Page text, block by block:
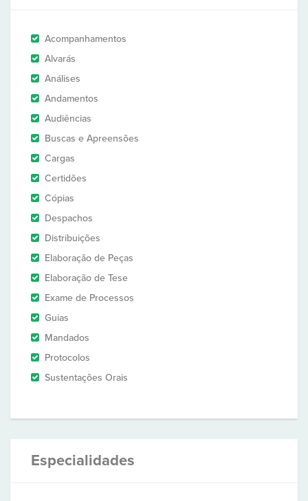
Acompanhamentos
Alvarás
Análises
Andamentos
Audiências
Buscas e Apreensões
Cargas
Certidões
Cópias
Despachos
Distribuições
Elaboração de Peças
Elaboração de Tese
Exame de Processos
Guias
Mandados
Protocolos
Sustentações Orais
Especialidades